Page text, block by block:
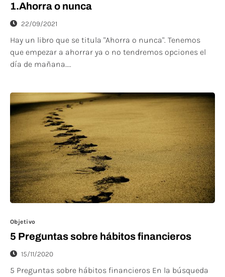
1.Ahorra o nunca
22/09/2021
Hay un libro que se titula "Ahorra o nunca". Tenemos
que empezar a ahorrar ya o no tendremos opciones el
día de mañana....
Objetivo
5 Preguntas sobre hábitos financieros
15/11/2020
5 Preguntas sobre hábitos financieros En la búsqueda